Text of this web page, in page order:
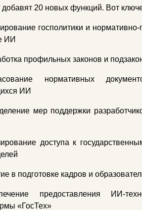
добавят 20 новых функций. Вот
госполитики и
ИИ
профильных законов и
нормативных
ИИ
мер поддержки
доступа к
в подготовке кадров и
предоставления ИИ-
«ГосТех»